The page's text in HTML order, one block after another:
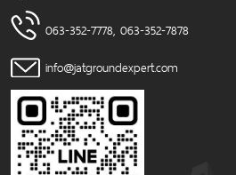
063-352-7778, 063-352-7878
info@jatgroundexpert.com